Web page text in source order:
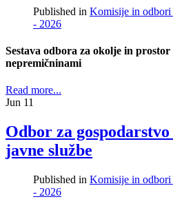
Published in Komisije in odbori
- 2026
Sestava odbora za okolje in
nepremičninami
Read more...
Jun 11
Odbor za
javne službe
Published in Komisije in odbori
- 2026